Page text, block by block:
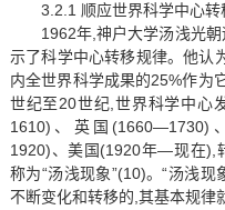
3.2.1 顺应世界科学中心
1962年,神户大学汤浅光
示了科学中心转移规律。他认
内全世界科学成果的25%作为
世纪至20世纪,世界科学中心
1610)、英国(1660—1730)
1920)、美国(1920年—现在),
称为“汤浅现象”(10)。“汤浅
不断变化和转移的,其基本规律